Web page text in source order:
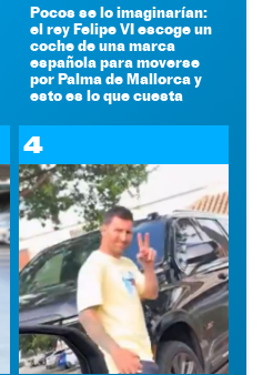
Pocos se lo imaginarían:
el rey Felipe VI escoge un
coche de una marca
española para moverse
por Palma de Mallorca y
esto es lo que cuesta
4